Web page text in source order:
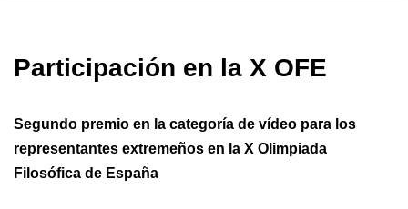
Participación en la X OFE
Segundo premio en la categoría de vídeo para los
representantes extremeños en la X Olimpiada
Filosófica de España